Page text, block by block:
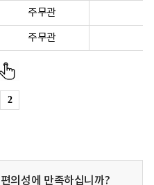
주무관
주무관
2
의성에 만족하십니까?